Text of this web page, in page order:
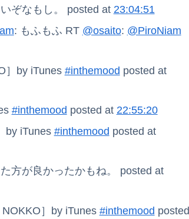
ぞなもし。 posted at 23:04:51
: もふもふ RT @osaito: @PiroNiam
］by iTunes #inthemood posted at
#inthemood posted at 22:55:20
by iTunes #inthemood posted at
方が良かったかもね。 posted at
］by iTunes #inthemood posted